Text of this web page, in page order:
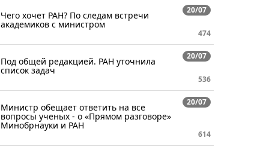
20/07
Чего хочет РАН? По следам встречи
академиков с министром
474
20/07
Под общей редакцией. РАН уточнила
список задач
536
20/07
Министр обещает ответить на все
вопросы ученых - о «Прямом разговоре»
Минобрнауки и РАН
614